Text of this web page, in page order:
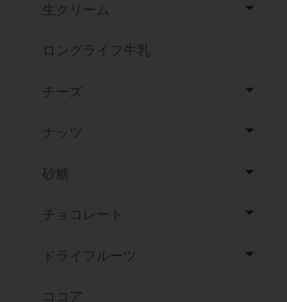
生クリーム
ロングライフ牛乳
チーズ
ナッツ
砂糖
チョコレート
ドライフルーツ
ココア